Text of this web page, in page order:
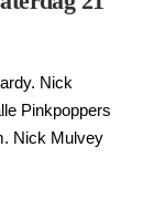
Nick
Pinkpoppers
Nick Mulvey